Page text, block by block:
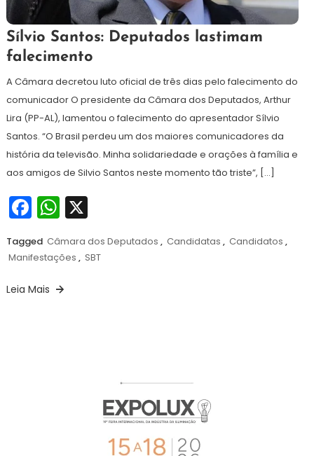
20
de
agosto
de
Redação
Sílvio Santos: Deputados lastimam
falecimento
A Câmara decretou luto oficial de três dias pelo falecimento do
comunicador O presidente da Câmara dos Deputados, Arthur
Lira (PP-AL), lamentou o falecimento do apresentador Sílvio
Santos. “O Brasil perdeu um dos maiores comunicadores da
história da televisão. Minha solidariedade e orações à família e
aos amigos de Silvio Santos neste momento tão triste”, […]
Facebook
WhatsApp
X
Tagged Câmara dos Deputados , Candidatas , Candidatos ,
Manifestações , SBT
Leia Mais